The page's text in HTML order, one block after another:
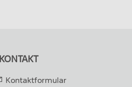
KONTAKT
Kontaktformular